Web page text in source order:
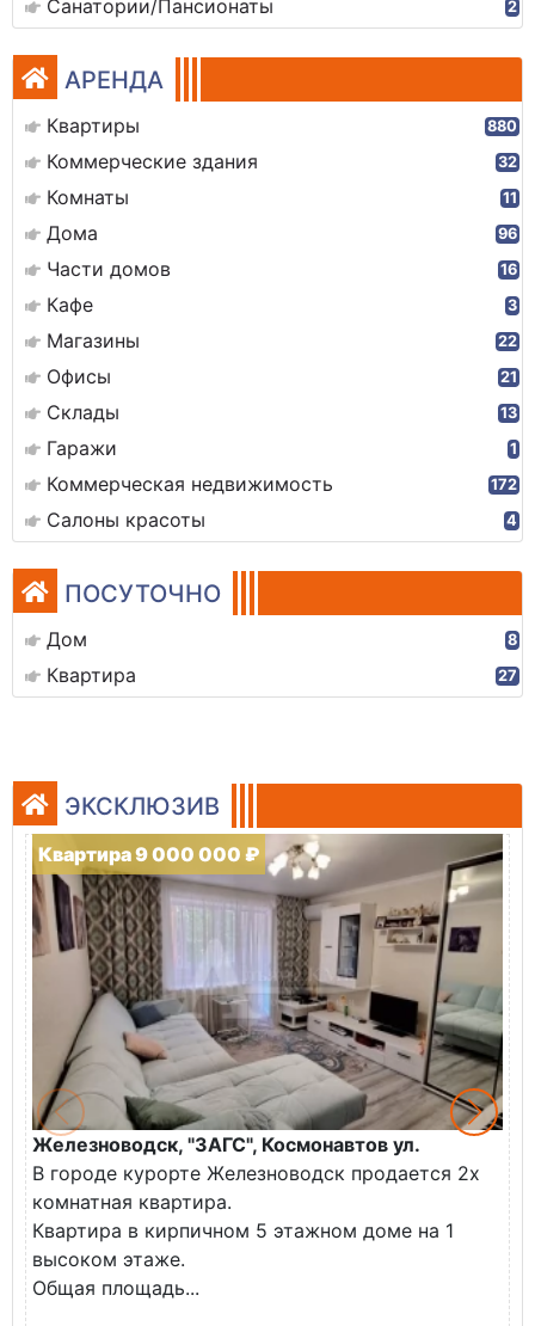
Санатории/Пансионаты 2
АРЕНДА
Квартиры 880
Коммерческие здания 32
Комнаты 11
Дома 96
Части домов 16
Кафе 3
Магазины 22
Офисы 21
Склады 13
Гаражи 1
Коммерческая недвижимость 172
Салоны красоты 4
ПОСУТОЧНО
Дом 8
Квартира 27
ЭКСКЛЮЗИВ
Квартира 9 000 000 ₽
Железноводск, "ЗАГС", Космонавтов ул.
В городе курорте Железноводск продается 2х
комнатная квартира.
Квартира в кирпичном 5 этажном доме на 1
высоком этаже.
Общая площадь...